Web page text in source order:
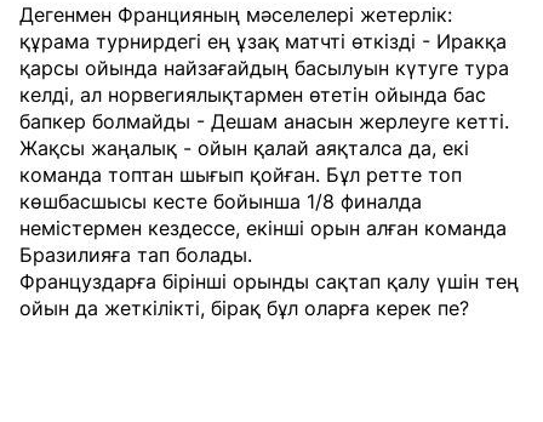
Дегенмен Францияның мәселелері жетерлік:
құрама турнирдегі ең ұзақ матчті өткізді - Иракқа
қарсы ойында найзағайдың басылуын күтуге тура
келді, ал норвегиялықтармен өтетін ойында бас
бапкер болмайды - Дешам анасын жерлеуге кетті.
Жақсы жаңалық - ойын қалай аяқталса да, екі
команда топтан шығып қойған. Бұл ретте топ
көшбасшысы кесте бойынша 1/8 финалда
немістермен кездессе, екінші орын алған команда
Бразилияға тап болады.
Француздарға бірінші орынды сақтап қалу үшін тең
ойын да жеткілікті, бірақ бұл оларға керек пе?